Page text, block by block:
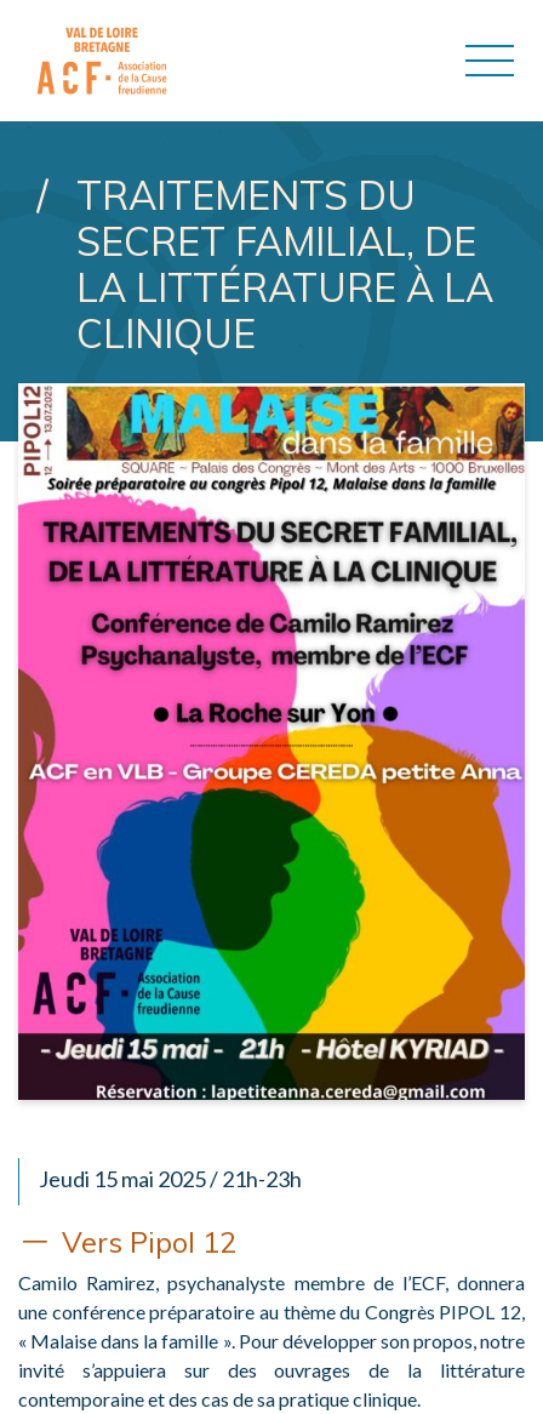
ASSOCIATION DE LA
TRAITEMENTS DU
SECRET FAMILIAL, DE
LA LITTÉRATURE À LA
CLINIQUE
Jeudi 15 mai 2025 / 21h-23h
Vers Pipol 12
Camilo Ramirez, psychanalyste membre de l’ECF, donnera
une conférence préparatoire au thème du Congrès PIPOL 12,
« Malaise dans la famille ». Pour développer son propos, notre
invité s’appuiera sur des ouvrages de la littérature
contemporaine et des cas de sa pratique clinique.